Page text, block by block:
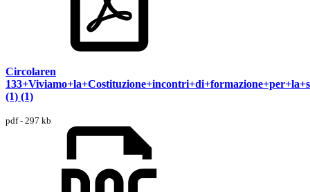
Circolaren
(1) (1)
pdf - 297 kb